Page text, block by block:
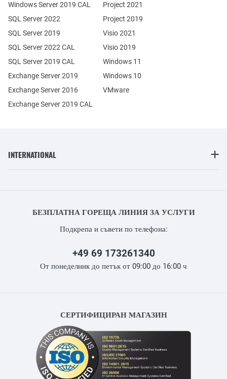
Exchange Server 2019
Exchange Server 2016
SQL Server 2022
SQL Server 2019
Windows Server 2019 CAL
SQL Server 2022 CAL
SQL Server 2019 CAL
Exchange Server 2019 CAL
Project 2021
Project 2019
Visio 2021
Visio 2019
Windows 11
Windows 10
VMware
INTERNATIONAL
БЕЗПЛАТНА ГОРЕЩА ЛИНИЯ ЗА УСЛУГИ
Подкрепа и съвети по телефона:
+49 69 173261340
От понеделник до петък от 09:00 до 16:00 ч
СЕРТИФИЦИРАН МАГАЗИН